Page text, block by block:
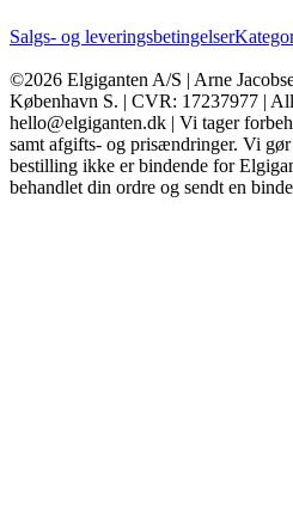
Salgs- og leveringsbetingelser
©2026 Elgiganten A/S | Arne
København S. | CVR: 17237977 |
hello@elgiganten.dk | Vi tager
samt afgifts- og prisændringer. Vi
bestilling ikke er bindende for
behandlet din ordre og sendt en